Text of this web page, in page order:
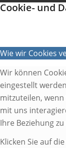
Cookie- und
Wie wir Cookies
Wir können
eingestellt
mitzuteilen, wenn
mit uns
Ihre Beziehung
Klicken Sie auf